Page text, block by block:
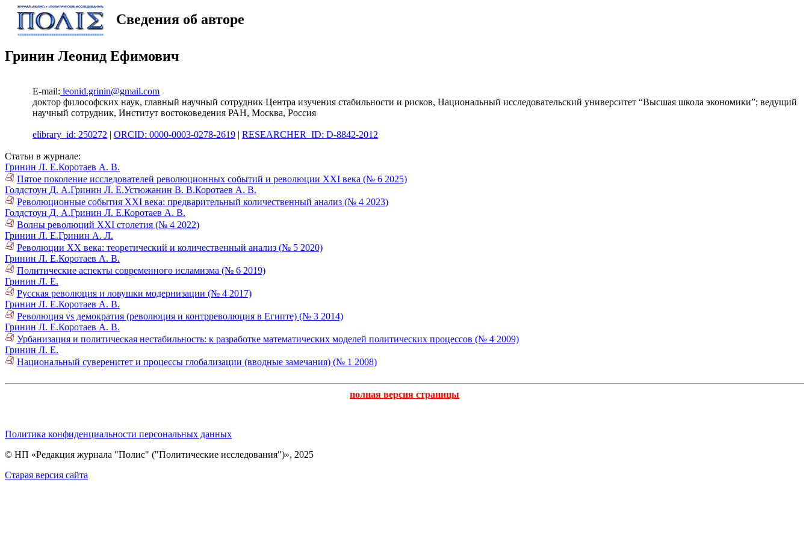
Сведения об авторе
Гринин Леонид Ефимович
E-mail: leonid.grinin@gmail.com
доктор философских наук, главный научный сотрудник Центра изучения стабильности и рисков, Национальный исследовательский университет “Высшая школа экономики”; ведущий
научный сотрудник, Институт востоковедения РАН, Москва, Россия
elibrary_id: 250272 | ORCID: 0000-0003-0278-2619 | RESEARCHER_ID: D-8842-2012
Статьи в журнале:
Гринин Л. Е.Коротаев А. В.
Пятое поколение исследователей революционных событий и революции XXI века (№ 6 2025)
Голдстоун Д. А.Гринин Л. Е.Устюжанин В. В.Коротаев А. В.
Революционные события XXI века: предварительный количественный анализ (№ 4 2023)
Голдстоун Д. А.Гринин Л. Е.Коротаев А. В.
Волны революций XXI столетия (№ 4 2022)
Гринин Л. Е.Гринин А. Л.
Революции ХХ века: теоретический и количественный анализ (№ 5 2020)
Гринин Л. Е.Коротаев А. В.
Политические аспекты современного исламизма (№ 6 2019)
Гринин Л. Е.
Русская революция и ловушки модернизации (№ 4 2017)
Гринин Л. Е.Коротаев А. В.
Революция vs демократия (революция и контрреволюция в Египте) (№ 3 2014)
Гринин Л. Е.Коротаев А. В.
Урбанизация и политическая нестабильность: к разработке математических моделей политических процессов (№ 4 2009)
Гринин Л. Е.
Национальный суверенитет и процессы глобализации (вводные замечания) (№ 1 2008)
полная версия страницы
Политика конфиденциальности персональных данных
© НП «Редакция журнала "Полис" ("Политические исследования")», 2025
Cтарая версия сайта